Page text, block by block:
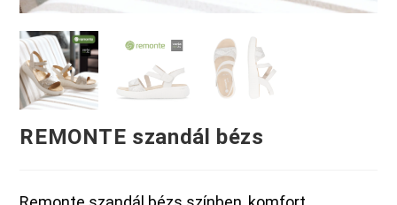
REMONTE szandál bézs